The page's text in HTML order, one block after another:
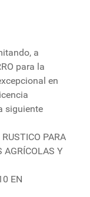
a
para la
en
siguiente
PARA
AGRÍCOLAS Y
EN